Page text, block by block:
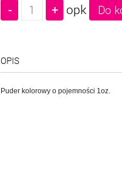
opk
OPIS
Puder kolorowy o pojemności 1oz.